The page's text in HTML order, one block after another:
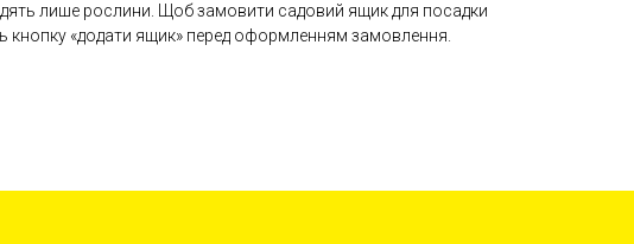
лише рослини. Щоб замовити садовий ящик для посадки
кнопку «додати ящик» перед оформленням замовлення.